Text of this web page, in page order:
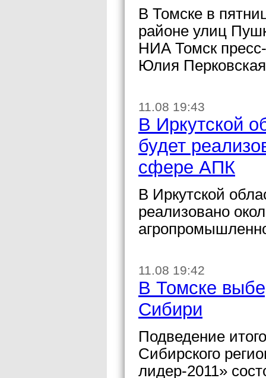
В Томске в
районе улиц
НИА Томск
Юлия
11.08 19:43
В Иркутской
будет
сфере АПК
В Иркутской
реализовано
11.08 19:42
В Томске
Сибири
Подведение
Сибирского
лидер-2011»